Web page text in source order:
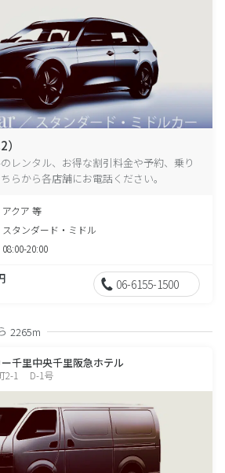
レンタル、お得な割引料金や予約、乗り
らから各店舗にお電話ください。
アクア 等
スタンダード・ミドル
08:00-20:00
06-6155-1500
2265m
千里中央千里阪急ホテル
2-1 D-1号